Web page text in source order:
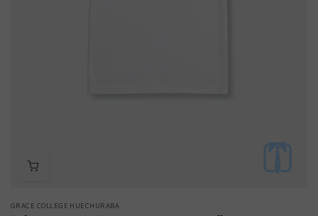
GRACE COLLEGE HUECHURABA